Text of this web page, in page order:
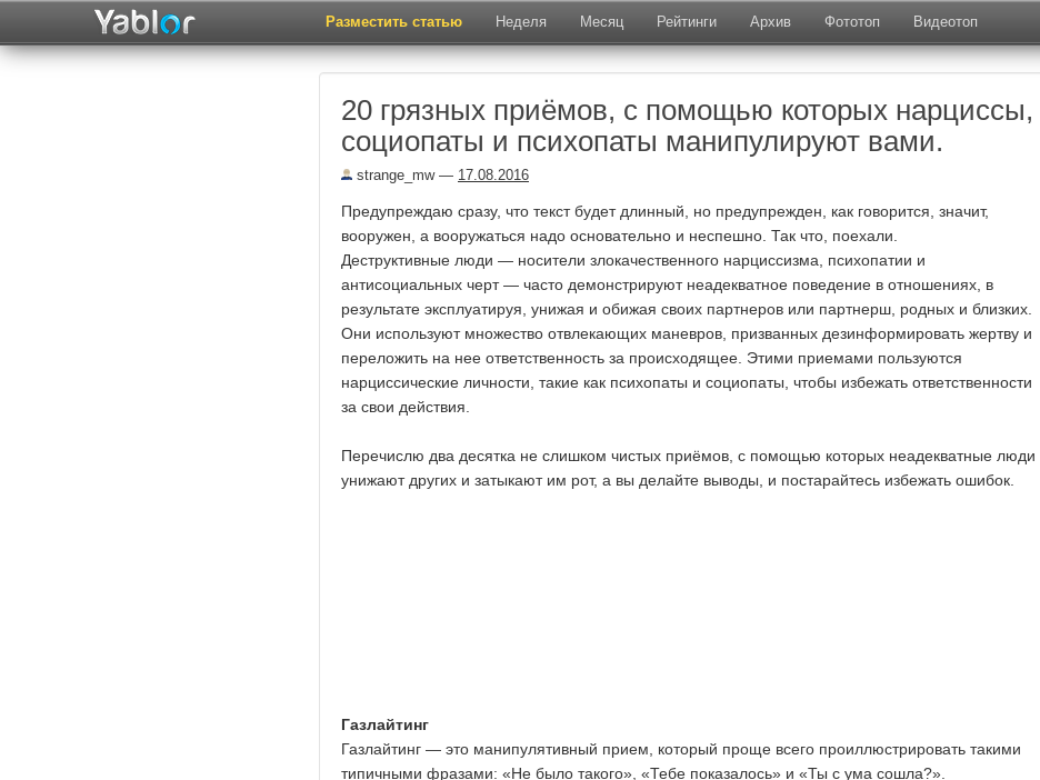
Разместить статью Неделя Месяц Рейтинги Архив Фототоп Видеотоп
20 грязных приёмов, с помощью которых нарциссы,
социопаты и психопаты манипулируют вами.
strange_mw— 17.08.2016
Предупреждаю сразу, что текст будет длинный, но предупрежден, как говорится, значит,
вооружен, а вооружаться надо основательно и неспешно. Так что, поехали.
Деструктивные люди — носители злокачественного нарциссизма, психопатии и
антисоциальных черт — часто демонстрируют неадекватное поведение в отношениях, в
результате эксплуатируя, унижая и обижая своих партнеров или партнерш, родных и близких.
Они используют множество отвлекающих маневров, призванных дезинформировать жертву и
переложить на нее ответственность за происходящее. Этими приемами пользуются
нарциссические личности, такие как психопаты и социопаты, чтобы избежать ответственности
за свои действия.
Перечислю два десятка не слишком чистых приёмов, с помощью которых неадекватные люди
унижают других и затыкают им рот, а вы делайте выводы, и постарайтесь избежать ошибок.
Газлайтинг
Газлайтинг — это манипулятивный прием, который проще всего проиллюстрировать такими
типичными фразами: «Не было такого», «Тебе показалось» и «Ты с ума сошла?».